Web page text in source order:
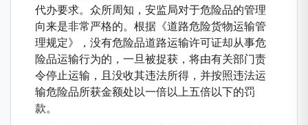
代办要求。众所周知，安监局对于危险品的管理
向来是非常严格的。根据《道路危险货物运输管
理规定》，没有危险品道路运输许可证却从事危
险品运输行为的，一旦被捉获，将由有关部门责
令停止运输，且没收其违法所得，并按照违法运
输危险品所获金额处以一倍以上五倍以下的罚
款。